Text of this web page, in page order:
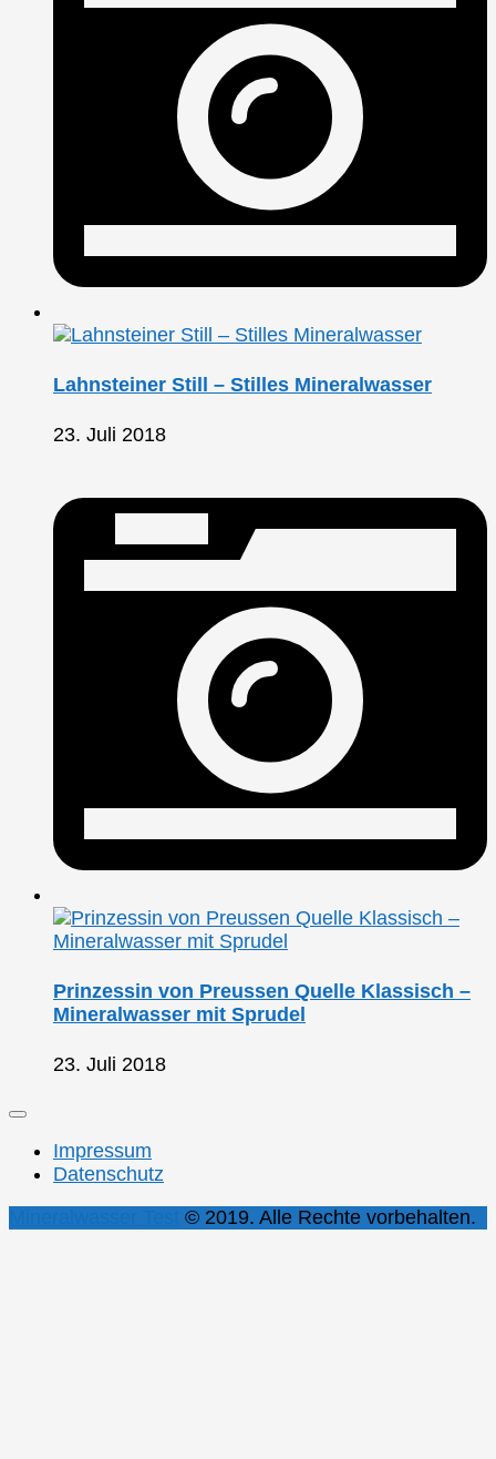
Lahnsteiner Still – Stilles Mineralwasser
23. Juli 2018
Prinzessin von Preussen Quelle Klassisch –
Mineralwasser mit Sprudel
23. Juli 2018
Impressum
Datenschutz
© 2019. Alle Rechte vorbehalten.